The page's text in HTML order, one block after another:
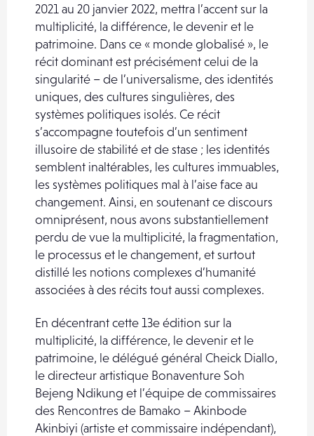
2021 au 20 janvier 2022, mettra l’accent sur la
multiplicité, la différence, le devenir et le
patrimoine. Dans ce « monde globalisé », le
récit dominant est précisément celui de la
singularité – de l’universalisme, des identités
uniques, des cultures singulières, des
systèmes politiques isolés. Ce récit
s’accompagne toutefois d’un sentiment
illusoire de stabilité et de stase ; les identités
semblent inaltérables, les cultures immuables,
les systèmes politiques mal à l’aise face au
changement. Ainsi, en soutenant ce discours
omniprésent, nous avons substantiellement
perdu de vue la multiplicité, la fragmentation,
le processus et le changement, et surtout
distillé les notions complexes d’humanité
associées à des récits tout aussi complexes.
En décentrant cette 13e édition sur la
multiplicité, la différence, le devenir et le
patrimoine, le délégué général Cheick Diallo,
le directeur artistique Bonaventure Soh
Bejeng Ndikung et l’équipe de commissaires
des Rencontres de Bamako – Akinbode
Akinbiyi (artiste et commissaire indépendant),